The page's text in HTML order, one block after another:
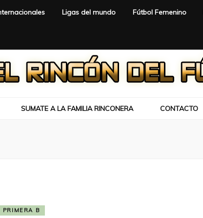
Ligas del mundo Fútbol Femenino
SUMATE A LA FAMILIA RINCONERA CONTACTO
PRIMERA B